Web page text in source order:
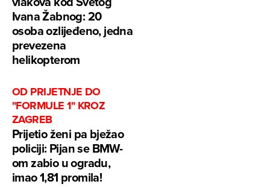
Ivana Žabnog: 20
osoba ozlijeđeno, jedna
prevezena
helikopterom
OD PRIJETNJE DO
"FORMULE 1" KROZ
ZAGREB
Prijetio ženi pa bježao
policiji: Pijan se BMW-
om zabio u ogradu,
imao 1,81 promila!